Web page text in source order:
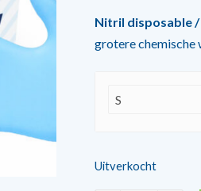
was:
€ 12,20.
€
Nitril disposable
grotere chemische
Uitverkocht